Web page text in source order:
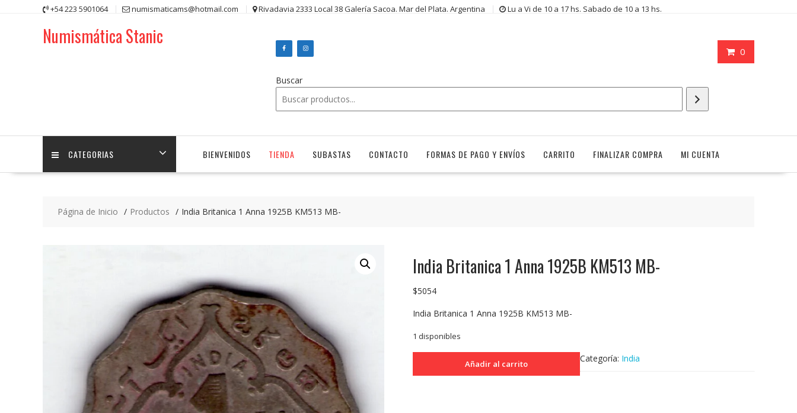
+54 223 5901064 numismaticams@hotmail.com Rivadavia 2333 Local 38 Galería Sacoa. Mar del Plata. Argentina Lu a Vi de 10 a 17 hs. Sabado de 10 a 13 hs.
Numismática Stanic
0
Buscar
CATEGORIAS BIENVENIDOS TIENDA SUBASTAS CONTACTO FORMAS DE PAGO Y ENVÍOS CARRITO FINALIZAR COMPRA MI CUENTA
Página de Inicio Productos India Britanica 1 Anna 1925B KM513 MB-
India Britanica 1 Anna 1925B KM513 MB-
$5054
India Britanica 1 Anna 1925B KM513 MB-
1 disponibles
Añadir al carrito Categoría: India